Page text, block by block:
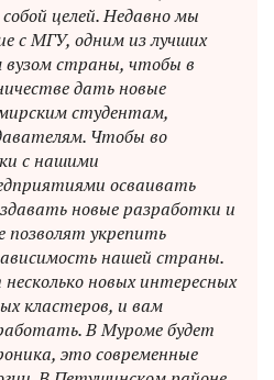
целей. Недавно мы
с МГУ, одним из лучших
вузом страны, чтобы в
дать новые
студентам,
Чтобы во
с нашими
осваивать
новые разработки и
укрепить
нашей страны.
новых интересных
кластеров, и вам
В Муроме будет
это современные